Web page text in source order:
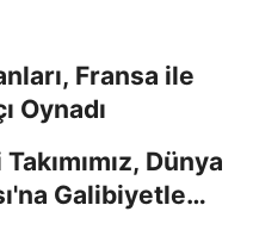
Fransa ile
Oynadı
Dünya
Galibiyetle